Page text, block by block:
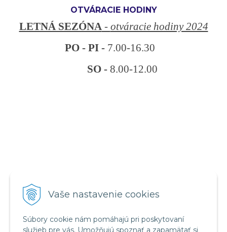
Vaše nastavenie cookies
Súbory cookie nám pomáhajú pri poskytovaní
služieb pre vás. Umožňujú spoznať a zapamätať si
OTVÁRACIE HODINY
LETNÁ SEZÓNA- otváracie hodiny 2024
PO - PI - 7.00-16.30
SO - 8.00-12.00
Obchodné podmienky
Ochrana osobných údajov